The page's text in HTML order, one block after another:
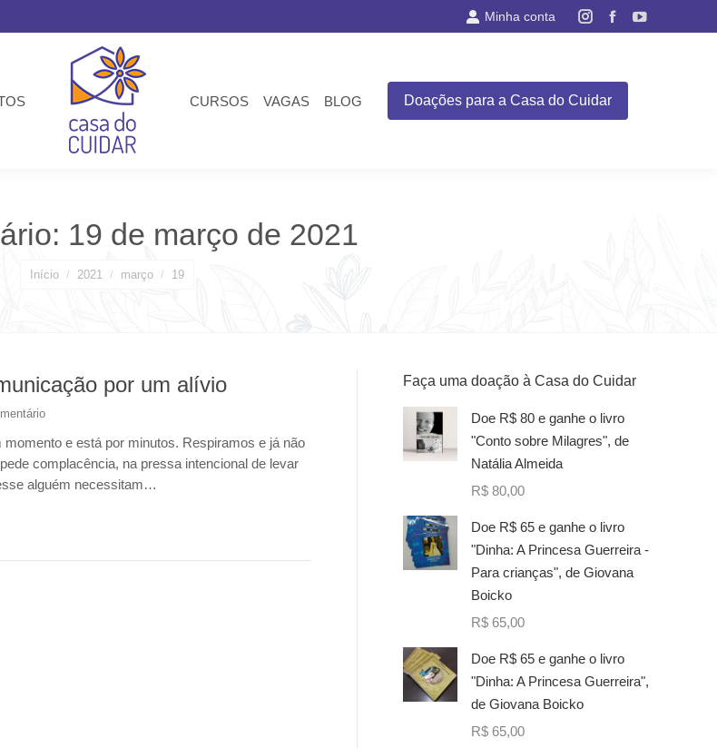
Minha conta
Instagram
in
new
Facebook
in
new
YouTube
CURSOS VAGAS BLOG Doações para a Casa do Cuidar
19 de março de 2021
Você está aqui:
Início 2021 março 19
por um alívio
e está por minutos. Respiramos e já não
complacência, na pressa intencional de levar
alguém necessitam…
Faça uma doação à Casa do Cuidar
Doe R$ 80 e ganhe o livro
"Conto sobre Milagres", de
Natália Almeida
R$ 80,00
Doe R$ 65 e ganhe o livro
"Dinha: A Princesa Guerreira -
Para crianças", de Giovana
Boicko
R$ 65,00
Doe R$ 65 e ganhe o livro
"Dinha: A Princesa Guerreira",
de Giovana Boicko
R$ 65,00